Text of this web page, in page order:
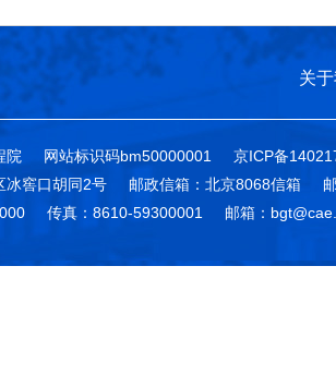
关
院 网站标识码bm50000001
京ICP备
冰窖口胡同2号
邮政信箱：北京8068信箱
传真：8610-59300001 邮箱：